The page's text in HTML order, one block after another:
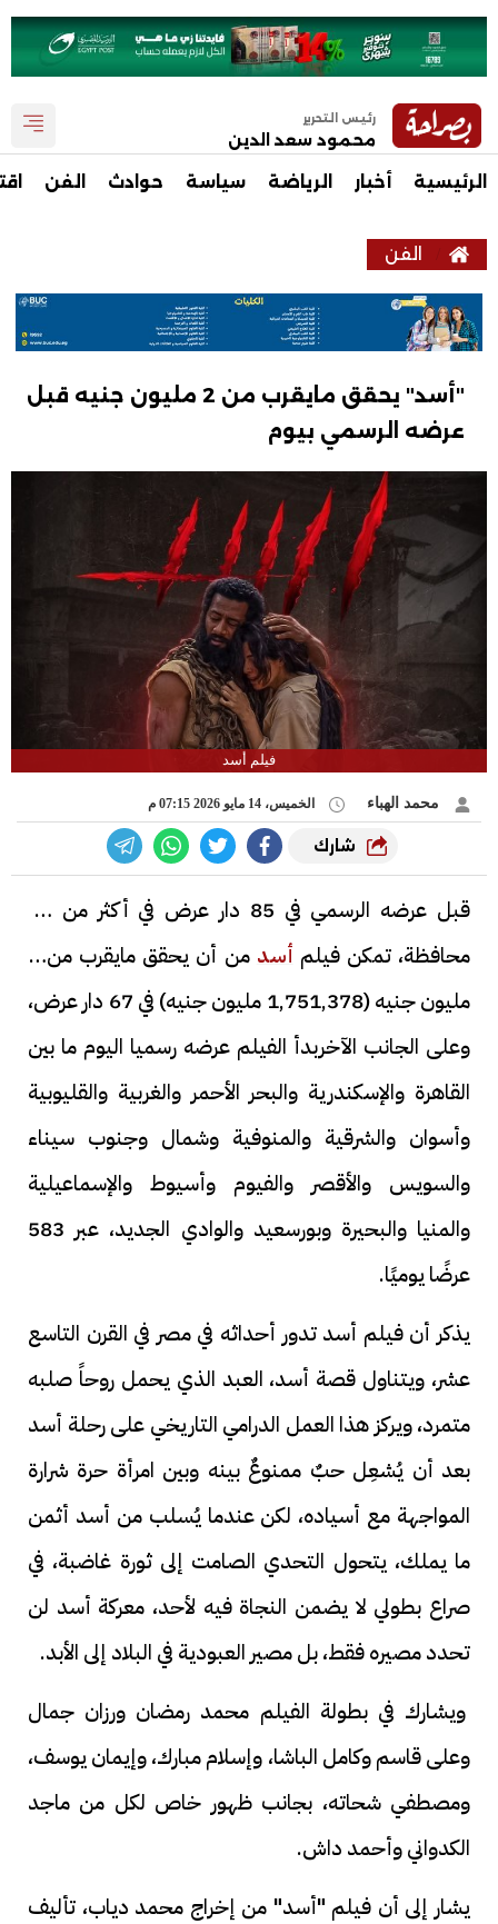
رئيس التحرير
محمود سعد الدين
الرئيسية أخبار الرياضة سياسة حوادث الفن
الفن
"أسد" يحقق مايقرب من 2 مليون جنيه قبل
عرضه الرسمي بيوم
فيلم أسد
محمد الهباء الخميس، 14 مايو 2026 07:15 م
شارك
قبل عرضه الرسمي في 85 دار عرض في أكثر من 20
محافظة، تمكن فيلم أسد
من أن يحقق مايقرب من 2
مليون جنيه (1,751,378 مليون جنيه) في 67 دار عرض،
وعلى الجانب الآخربدأ الفيلم عرضه رسميا اليوم ما بين
القاهرة والإسكندرية والبحر الأحمر والغربية والقليوبية
وأسوان والشرقية والمنوفية وشمال وجنوب سيناء
والسويس والأقصر والفيوم وأسيوط والإسماعيلية
والمنيا والبحيرة وبورسعيد والوادي الجديد، عبر 583
عرضًا يوميًا.
يذكر أن فيلم أسد تدور أحداثه في مصر في القرن التاسع
عشر، ويتناول قصة أسد، العبد الذي يحمل روحاً صلبه
متمرد، ويركز هذا العمل الدرامي التاريخي على رحلة أسد
بعد أن يُشعِل حبٌ ممنوعٌ بينه وبين امرأة حرة شرارة
المواجهة مع أسياده، لكن عندما يُسلب من أسد أثمن
ما يملك، يتحول التحدي الصامت إلى ثورة غاضبة، في
صراع بطولي لا يضمن النجاة فيه لأحد، معركة أسد لن
تحدد مصيره فقط، بل مصير العبودية في البلاد إلى الأبد.
ويشارك في بطولة الفيلم محمد رمضان ورزان جمال
وعلى قاسم وكامل الباشا، وإسلام مبارك، وإيمان يوسف،
ومصطفي شحاته، بجانب ظهور خاص لكل من ماجد
الكدواني وأحمد داش.
يشار إلى أن فيلم "أسد" من إخراج محمد دياب، تأليف